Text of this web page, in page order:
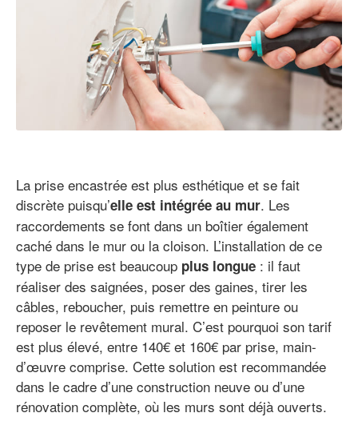
La prise encastrée est plus esthétique et se fait
discrète puisqu’elle est intégrée au mur. Les
raccordements se font dans un boîtier également
caché dans le mur ou la cloison. L’installation de ce
type de prise est beaucoup plus longue : il faut
réaliser des saignées, poser des gaines, tirer les
câbles, reboucher, puis remettre en peinture ou
reposer le revêtement mural. C’est pourquoi son tarif
est plus élevé, entre 140€ et 160€ par prise, main-
d’œuvre comprise. Cette solution est recommandée
dans le cadre d’une construction neuve ou d’une
rénovation complète, où les murs sont déjà ouverts.